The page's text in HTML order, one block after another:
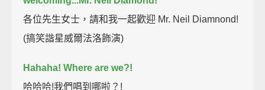
各位先生女士，請和我一起歡迎 Mr. Neil Diamnond!
(搞笑諧星威爾法洛飾演)
Hahaha! Where are we?!
哈哈哈!我們唱到哪啦？!